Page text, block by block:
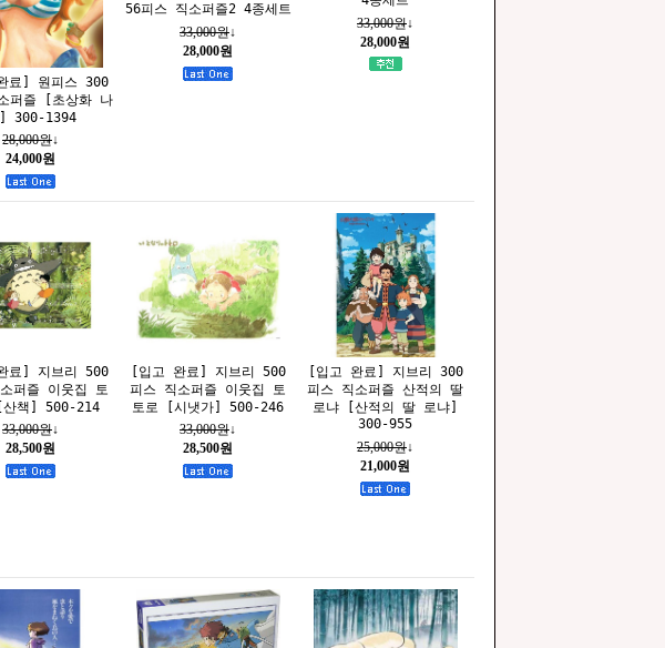
료] 원피스 300
퍼즐 [초상화 나
300-1394
28,000원↓
24,000원
56피스 직소퍼즐2 4종세트
33,000원↓
28,000원
33,000원↓
28,000원
료] 지브리 500
퍼즐 이웃집 토
산책] 500-214
33,000원↓
28,500원
[입고 완료] 지브리 500
피스 직소퍼즐 이웃집 토
토로 [시냇가] 500-246
33,000원↓
28,500원
[입고 완료] 지브리 300
피스 직소퍼즐 산적의 딸
로냐 [산적의 딸 로냐]
300-955
25,000원↓
21,000원